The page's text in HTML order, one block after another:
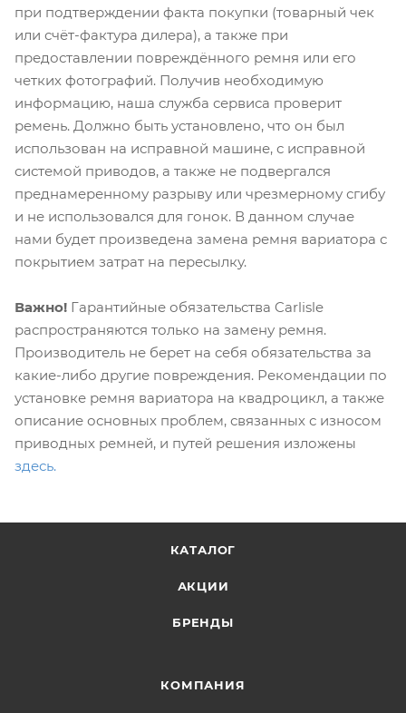
при подтверждении факта покупки (товарный чек
или счёт-фактура дилера), а также при
предоставлении повреждённого ремня или его
четких фотографий. Получив необходимую
информацию, наша служба сервиса проверит
ремень. Должно быть установлено, что он был
использован на исправной машине, с исправной
системой приводов, а также не подвергался
преднамеренному разрыву или чрезмерному сгибу
и не использовался для гонок. В данном случае
нами будет произведена замена ремня вариатора с
покрытием затрат на пересылку.
Важно! Гарантийные обязательства Carlisle
распространяются только на замену ремня.
Производитель не берет на себя обязательства за
какие-либо другие повреждения. Рекомендации по
установке ремня вариатора на квадроцикл, а также
описание основных проблем, связанных с износом
приводных ремней, и путей решения изложены
здесь.
КАТАЛОГ
АКЦИИ
БРЕНДЫ
КОМПАНИЯ